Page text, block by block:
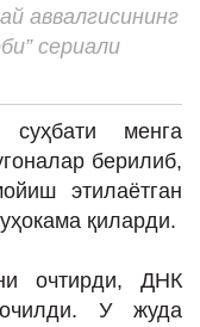
аввалгисининг
сериали
суҳбати менга
берилиб,
этилаётган
қиларди.
очтирди, ДНК
У жуда